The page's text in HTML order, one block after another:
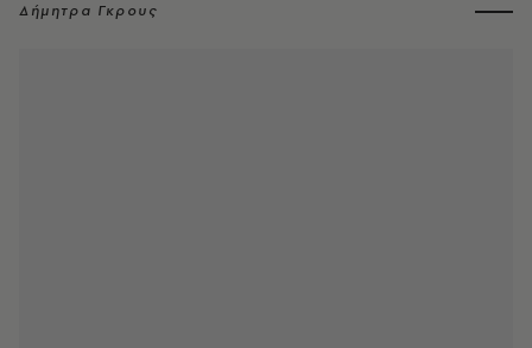
Δήμητρα Γκρους